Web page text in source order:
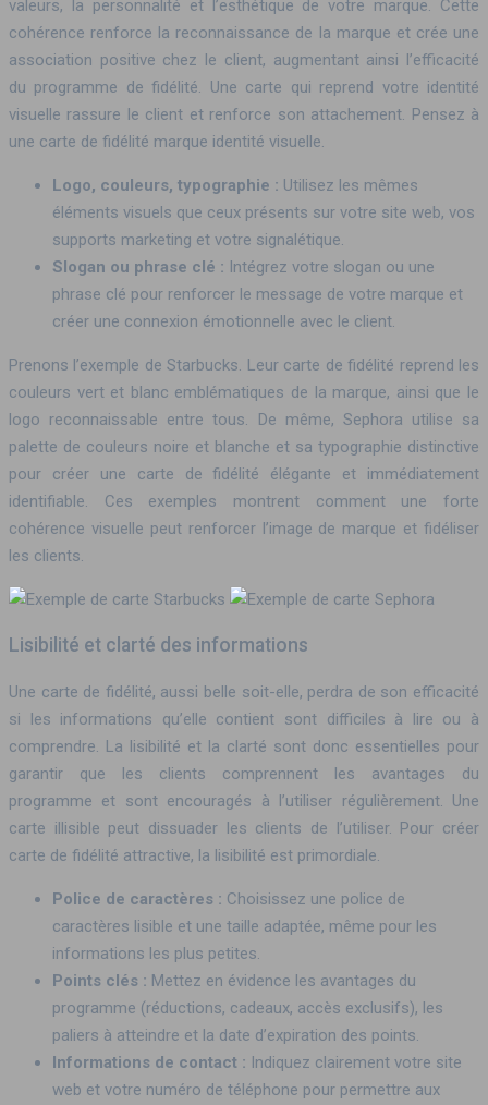
valeurs, la personnalité et l’esthétique de votre marque. Cette
cohérence renforce la reconnaissance de la marque et crée une
association positive chez le client, augmentant ainsi l’efficacité
du programme de fidélité. Une carte qui reprend votre identité
visuelle rassure le client et renforce son attachement. Pensez à
une carte de fidélité marque identité visuelle.
Logo, couleurs, typographie : Utilisez les mêmes
éléments visuels que ceux présents sur votre site web, vos
supports marketing et votre signalétique.
Slogan ou phrase clé : Intégrez votre slogan ou une
phrase clé pour renforcer le message de votre marque et
créer une connexion émotionnelle avec le client.
Prenons l’exemple de Starbucks. Leur carte de fidélité reprend les
couleurs vert et blanc emblématiques de la marque, ainsi que le
logo reconnaissable entre tous. De même, Sephora utilise sa
palette de couleurs noire et blanche et sa typographie distinctive
pour créer une carte de fidélité élégante et immédiatement
identifiable. Ces exemples montrent comment une forte
cohérence visuelle peut renforcer l’image de marque et fidéliser
les clients.
Lisibilité et clarté des informations
Une carte de fidélité, aussi belle soit-elle, perdra de son efficacité
si les informations qu’elle contient sont difficiles à lire ou à
comprendre. La lisibilité et la clarté sont donc essentielles pour
garantir que les clients comprennent les avantages du
programme et sont encouragés à l’utiliser régulièrement. Une
carte illisible peut dissuader les clients de l’utiliser. Pour créer
carte de fidélité attractive, la lisibilité est primordiale.
Police de caractères : Choisissez une police de
caractères lisible et une taille adaptée, même pour les
informations les plus petites.
Points clés : Mettez en évidence les avantages du
programme (réductions, cadeaux, accès exclusifs), les
paliers à atteindre et la date d’expiration des points.
Informations de contact : Indiquez clairement votre site
web et votre numéro de téléphone pour permettre aux